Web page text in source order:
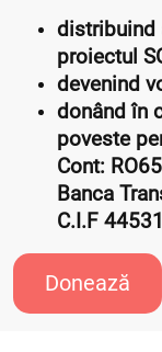
distribuind
proiectul
devenind
donând în
poveste
Cont:
Banca
C.I.F
Donează